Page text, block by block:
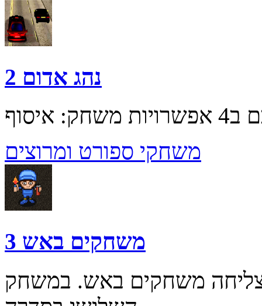
נהג אדום 2
משחקי ספורט ומרוצים
משחקים באש 3
משחקים באש. במשחק